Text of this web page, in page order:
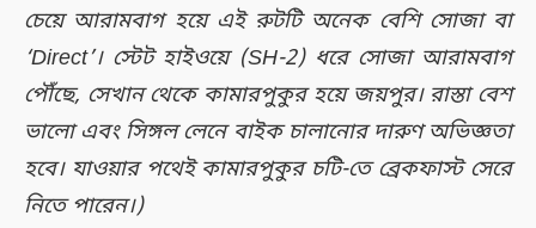
চেয়ে আরামবাগ হয়ে এই রুটটি অনেক বেশি সোজা বা
‘Direct’। স্টেট হাইওয়ে (SH-2) ধরে সোজা আরামবাগ
পৌঁছে, সেখান থেকে কামারপুকুর হয়ে জয়পুর। রাস্তা বেশ
ভালো এবং সিঙ্গল লেনে বাইক চালানোর দারুণ অভিজ্ঞতা
হবে। যাওয়ার পথেই কামারপুকুর চটি-তে ব্রেকফাস্ট সেরে
নিতে পারেন।)